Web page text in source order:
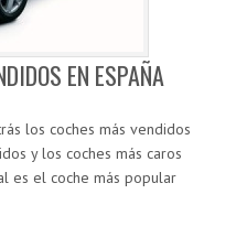
EN ESPAÑA
los coches más vendidos
y los coches más caros
es el coche más popular